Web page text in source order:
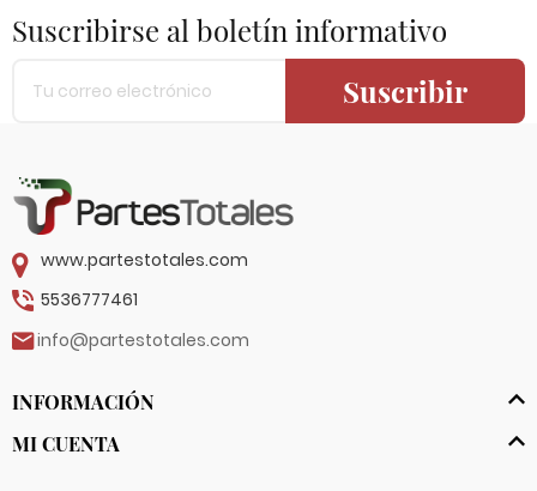
Suscribirse al boletín informativo
Suscribir
www.partestotales.com
5536777461
info@partestotales.com
INFORMACIÓN
MI CUENTA